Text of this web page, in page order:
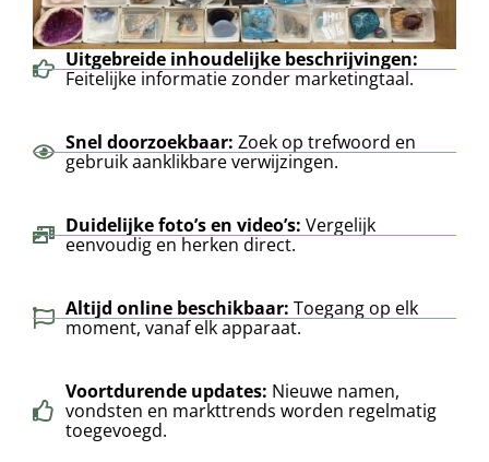
Uitgebreide inhoudelijke beschrijvingen:
Feitelijke informatie zonder marketingtaal.
Snel doorzoekbaar: Zoek op trefwoord en
gebruik aanklikbare verwijzingen.
Duidelijke foto’s en video’s: Vergelijk
eenvoudig en herken direct.
Altijd online beschikbaar: Toegang op elk
moment, vanaf elk apparaat.
Voortdurende updates: Nieuwe namen,
vondsten en markttrends worden regelmatig
toegevoegd.